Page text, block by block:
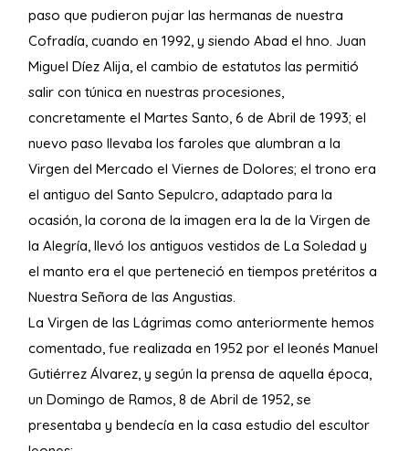
paso que pudieron pujar las hermanas de nuestra
Cofradía, cuando en 1992, y siendo Abad el hno. Juan
Miguel Díez Alija, el cambio de estatutos las permitió
salir con túnica en nuestras procesiones,
concretamente el Martes Santo, 6 de Abril de 1993; el
nuevo paso llevaba los faroles que alumbran a la
Virgen del Mercado el Viernes de Dolores; el trono era
el antiguo del Santo Sepulcro, adaptado para la
ocasión, la corona de la imagen era la de la Virgen de
la Alegría, llevó los antiguos vestidos de La Soledad y
el manto era el que perteneció en tiempos pretéritos a
Nuestra Señora de las Angustias.
La Virgen de las Lágrimas como anteriormente hemos
comentado, fue realizada en 1952 por el leonés Manuel
Gutiérrez Álvarez, y según la prensa de aquella época,
un Domingo de Ramos, 8 de Abril de 1952, se
presentaba y bendecía en la casa estudio del escultor